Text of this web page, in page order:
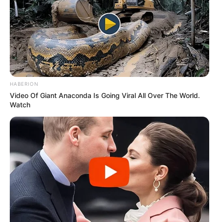
ΤΑΥΤΟΤΗΤΑ ΚΑΙ ΕΠΙΚΟΙΝΩΝΙΑ ΟΡΟΙ ΧΡΗΣΗΣ
© 2025 EVIANEWS του Γιώργου Κουτσελίνη
HABERION
Video Of Giant Anaconda Is Going Viral All Over The World.
Watch